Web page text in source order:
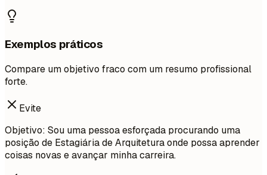
Exemplos práticos
Compare um objetivo fraco com um resumo profissional
forte.
Evite
Objetivo: Sou uma pessoa esforçada procurando uma
posição de Estagiária de Arquitetura onde possa aprender
coisas novas e avançar minha carreira.